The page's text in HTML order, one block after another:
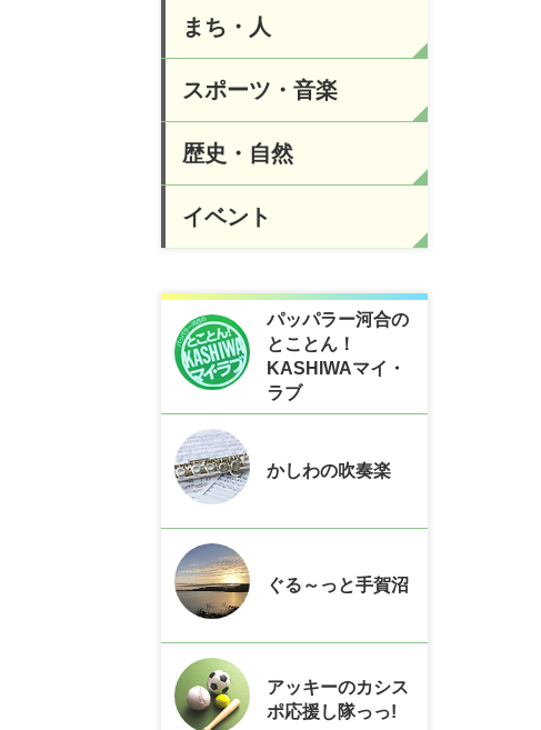
まち・人
スポーツ・音楽
歴史・自然
イベント
パッパラー河合の
とことん！
KASHIWAマイ・
ラブ
かしわの吹奏楽
ぐる～っと手賀沼
アッキーのカシス
ポ応援し隊っっ!